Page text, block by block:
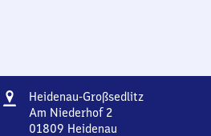
Adresse
Heidenau-GroßsedlitzHeidenau-
Am Niederhof 2
01809 Heidenau